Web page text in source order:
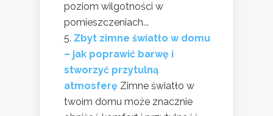
poziom wilgotności w
pomieszczeniach...
Zbyt zimne światło w domu
– jak poprawić barwę i
stworzyć przytulną
atmosferę Zimne światło w
twoim domu może znacznie